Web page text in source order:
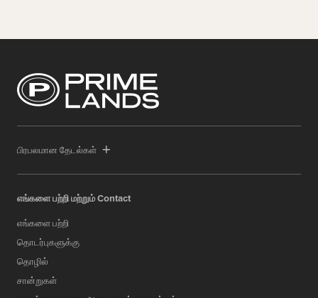
பிரபலமான தேடல்கள்
எங்களை பற்றி மற்றும் Contact
எங்களை பற்றி
தொடர்புகளுக்கு
தொழில்
சான்றுகள்